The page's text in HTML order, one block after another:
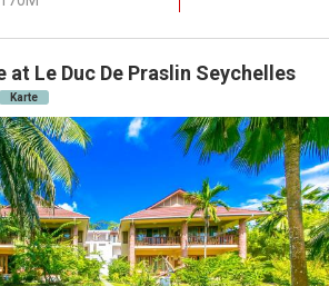
at Le Duc De Praslin Seychelles
Karte